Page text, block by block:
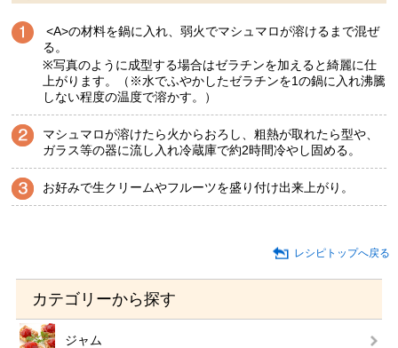
<A>の材料を鍋に入れ、弱火でマシュマロが溶けるまで混ぜ
る。
※写真のように成型する場合はゼラチンを加えると綺麗に仕
上がります。（※水でふやかしたゼラチンを1の鍋に入れ沸騰
しない程度の温度で溶かす。）
マシュマロが溶けたら火からおろし、粗熱が取れたら型や、
ガラス等の器に流し入れ冷蔵庫で約2時間冷やし固める。
お好みで生クリームやフルーツを盛り付け出来上がり。
レシピトップへ戻る
カテゴリーから探す
ジャム